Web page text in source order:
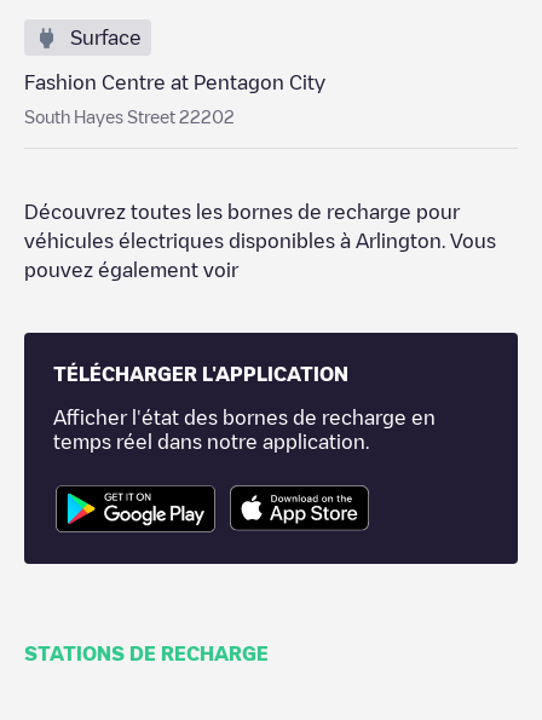
Surface
Fashion Centre at Pentagon City
South Hayes Street 22202
Découvrez toutes les bornes de recharge pour
véhicules électriques disponibles à Arlington . Vous
pouvez également voir
TÉLÉCHARGER L'APPLICATION
Afficher l'état des bornes de recharge en
temps réel dans notre application.
STATIONS DE RECHARGE